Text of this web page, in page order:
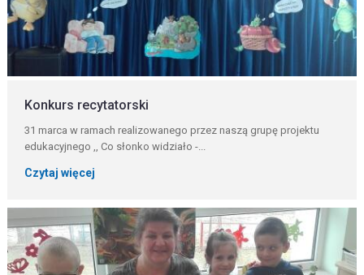
Konkurs recytatorski
31 marca w ramach realizowanego przez naszą grupę projektu
edukacyjnego ,, Co słonko widziało -...
Czytaj więcej